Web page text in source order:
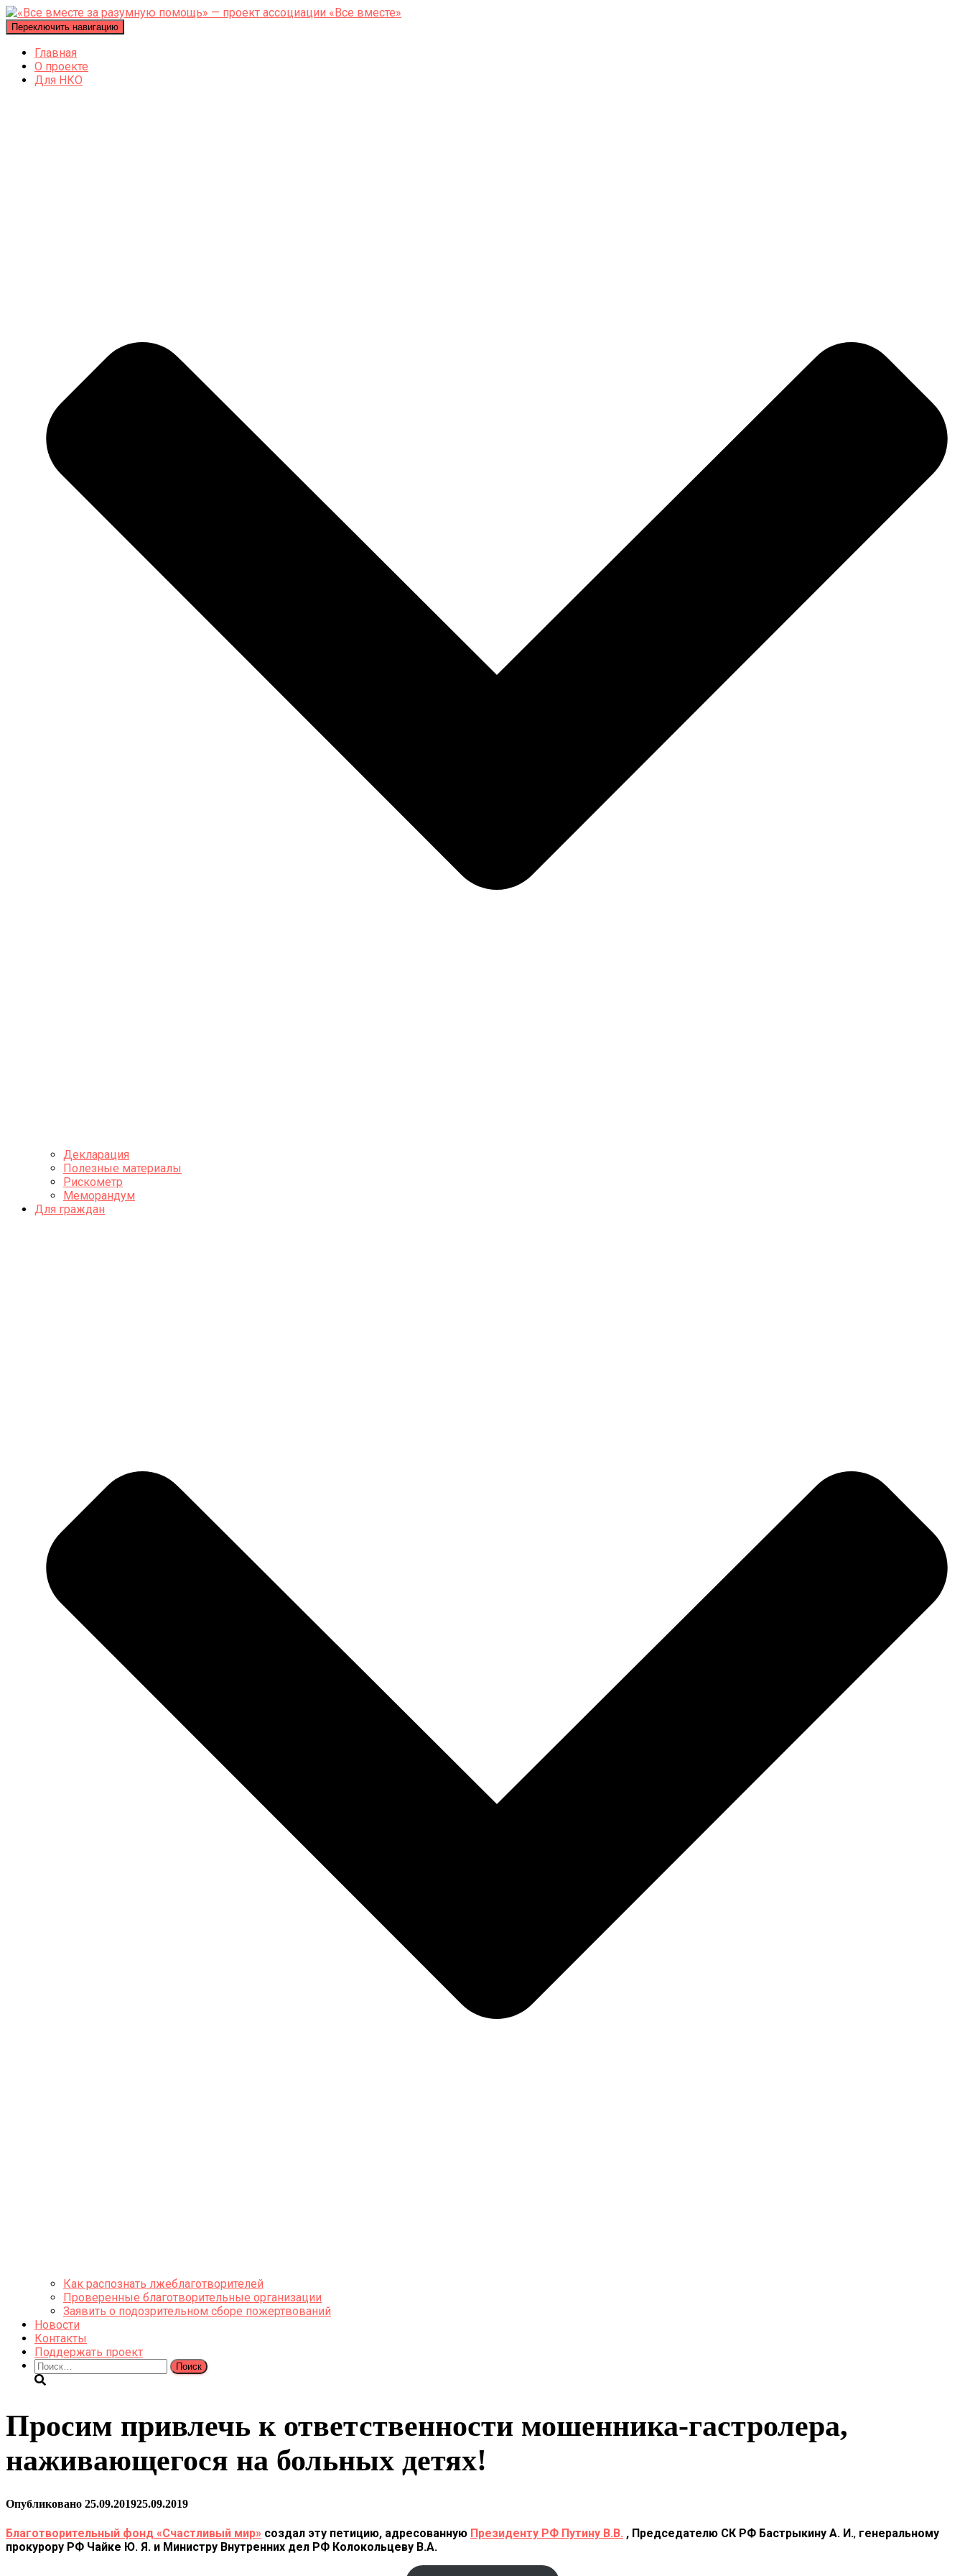
Переключить навигацию
Главная
О проекте
Для НКО
Декларация
Полезные материалы
Рискометр
Меморандум
Для граждан
Как распознать лжеблаготворителей
Проверенные благотворительные организации
Заявить о подозрительном сборе пожертвований
Новости
Контакты
Поддержать проект
Найти:
Просим привлечь к ответственности мошенника-гастролера,
наживающегося на больных детях!
Опубликовано 25.09.201925.09.2019
Благотворительный фонд «Счастливый мир» создал эту петицию, адресованную Президенту РФ Путину В.В. , Председателю СК РФ Бастрыкину А. И., генеральному
прокурору РФ Чайке Ю. Я. и Министру Внутренних дел РФ Колокольцеву В.А.